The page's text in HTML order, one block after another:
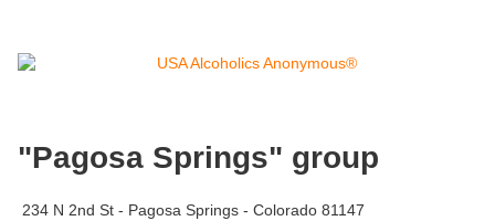
"Pagosa Springs" group
234 N 2nd St - Pagosa Springs - Colorado 81147